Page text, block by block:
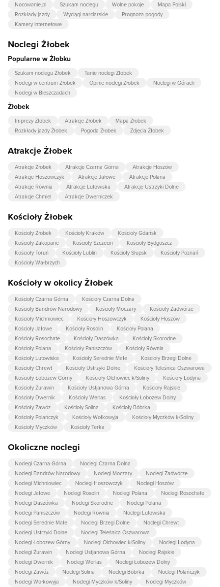
Nocowanie.pl Szukam noclegu Wolne pokoje
Mapa Polski
Rozkłady jazdy
Wyciągi narciarskie
Prognoza pogody
Kamery internetowe
Noclegi Żłobek
Popularne w Żłobku
Szukam noclegu Żłobek
Tanie noclegi Żłobek
Noclegi w centrum Żłobek
Opinie noclegi Żłobek
Noclegi w Górach
Noclegi w Bieszczadach
Żłobek
Imprezy Żłobek Atrakcje Żłobek
Mapa Żłobek
Rozkłady jazdy Żłobek
Pogoda Żłobek Zdjęcia Żłobek
Atrakcje Żłobek
Atrakcje Żłobek Atrakcje Czarna Górna
Atrakcje Hoszów
Atrakcje Hoszowczyk
Atrakcje Jałowe
Atrakcje Polana
Atrakcje Równia
Atrakcje Lutowiska
Atrakcje Ustrzyki Dolne
Atrakcje Chmiel
Atrakcje Dwerniczek
Kościoły Żłobek
Kościoły Żłobek Kościoły Kraków
Kościoły Gdańsk
Kościoły Zakopane
Kościoły Szczecin
Kościoły Bydgoszcz
Kościoły Toruń
Kościoły Lublin Kościoły Słupsk
Kościoły Poznań
Kościoły Wałbrzych
Kościoły w okolicy Żłobek
Kościoły Czarna Górna
Kościoły Czarna Dolna
Kościoły Bandrów Narodowy
Kościoły Moczary
Kościoły Zadwórze
Kościoły Michniowiec
Kościoły Hoszowczyk
Kościoły Hoszów
Kościoły Jałowe
Kościoły Rosolin
Kościoły Polana
Kościoły Rosochate
Kościoły Daszówka
Kościoły Skorodne
Kościoły Polana
Kościoły Paniszczów
Kościoły Równia
Kościoły Lutowiska
Kościoły Serednie Małe
Kościoły Brzegi Dolne
Kościoły Chrewt
Kościoły Ustrzyki Dolne
Kościoły Teleśnica Oszwarowa
Kościoły Łobozew Górny
Kościoły Olchowiec k/Soliny
Kościoły Łodyna
Kościoły Żurawin
Kościoły Ustjanowa Górna
Kościoły Rajskie
Kościoły Dwernik
Kościoły Werlas
Kościoły Łobozew Dolny
Kościoły Zawóz
Kościoły Solina
Kościoły Bóbrka
Kościoły Polańczyk
Kościoły Wołkowyja
Kościoły Myczków k/Soliny
Kościoły Myczków
Kościoły Terka
Okoliczne noclegi
Noclegi Czarna Górna
Noclegi Czarna Dolna
Noclegi Bandrów Narodowy
Noclegi Moczary
Noclegi Zadwórze
Noclegi Michniowiec
Noclegi Hoszowczyk
Noclegi Hoszów
Noclegi Jałowe
Noclegi Rosolin Noclegi Polana
Noclegi Rosochate
Noclegi Daszówka
Noclegi Skorodne
Noclegi Polana
Noclegi Paniszczów
Noclegi Równia
Noclegi Lutowiska
Noclegi Serednie Małe
Noclegi Brzegi Dolne
Noclegi Chrewt
Noclegi Ustrzyki Dolne
Noclegi Teleśnica Oszwarowa
Noclegi Łobozew Górny
Noclegi Olchowiec k/Soliny
Noclegi Łodyna
Noclegi Żurawin
Noclegi Ustjanowa Górna
Noclegi Rajskie
Noclegi Dwernik
Noclegi Werlas
Noclegi Łobozew Dolny
Noclegi Zawóz
Noclegi Solina Noclegi Bóbrka
Noclegi Polańczyk
Noclegi Wołkowyja
Noclegi Myczków k/Soliny
Noclegi Myczków